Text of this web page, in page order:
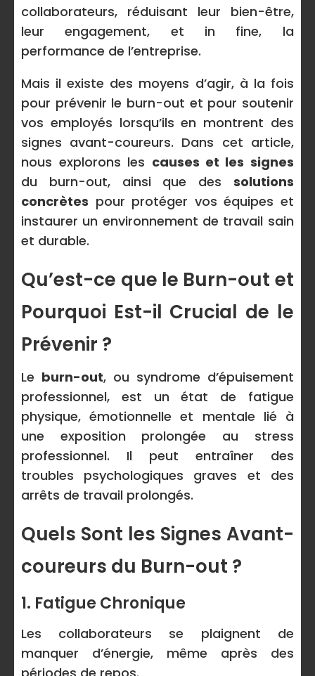
collaborateurs, réduisant leur bien-être,
leur engagement, et in fine, la
performance de l’entreprise.
Mais il existe des moyens d’agir, à la fois
pour prévenir le burn-out et pour soutenir
vos employés lorsqu’ils en montrent des
signes avant-coureurs. Dans cet article,
nous explorons les causes et les signes
du burn-out, ainsi que des solutions
concrètes pour protéger vos équipes et
instaurer un environnement de travail sain
et durable.
Qu’est-ce que le Burn-out et
Pourquoi Est-il Crucial de le
Prévenir ?
Le burn-out, ou syndrome d’épuisement
professionnel, est un état de fatigue
physique, émotionnelle et mentale lié à
une exposition prolongée au stress
professionnel. Il peut entraîner des
troubles psychologiques graves et des
arrêts de travail prolongés.
Quels Sont les Signes Avant-
coureurs du Burn-out ?
1. Fatigue Chronique
Les collaborateurs se plaignent de
manquer d’énergie, même après des